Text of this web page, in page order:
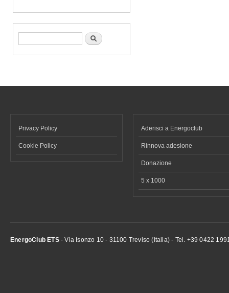
Form di ricerca Cerca
Privacy Policy
Cookie Policy
Aderisci a Energoclub
Rinnova adesione
Donazione
5 x 1000
EnergoClub ETS- Via Isonzo 10 - 31100 Treviso (Italia) - Tel. +39 0422